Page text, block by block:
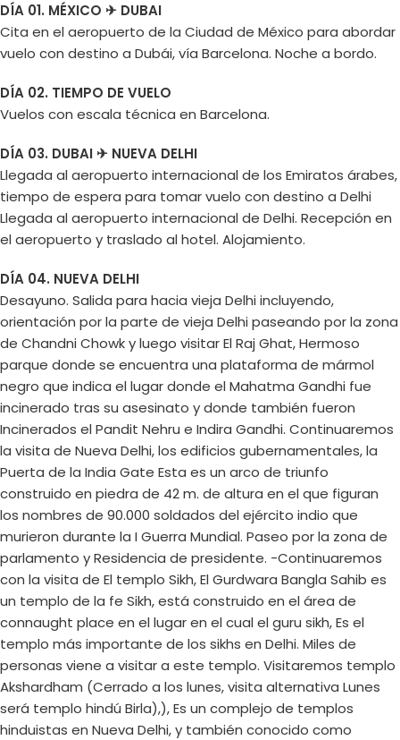
DÍA 01. MÉXICO ✈ DUBAI
Cita en el aeropuerto de la Ciudad de México para abordar
vuelo con destino a Dubái, vía Barcelona. Noche a bordo.
DÍA 02. TIEMPO DE VUELO
Vuelos con escala técnica en Barcelona.
DÍA 03. DUBAI ✈ NUEVA DELHI
Llegada al aeropuerto internacional de los Emiratos árabes,
tiempo de espera para tomar vuelo con destino a Delhi
Llegada al aeropuerto internacional de Delhi. Recepción en
el aeropuerto y traslado al hotel. Alojamiento.
DÍA 04. NUEVA DELHI
Desayuno. Salida para hacia vieja Delhi incluyendo,
orientación por la parte de vieja Delhi paseando por la zona
de Chandni Chowk y luego visitar El Raj Ghat, Hermoso
parque donde se encuentra una plataforma de mármol
negro que indica el lugar donde el Mahatma Gandhi fue
incinerado tras su asesinato y donde también fueron
Incinerados el Pandit Nehru e Indira Gandhi. Continuaremos
la visita de Nueva Delhi, los edificios gubernamentales, la
Puerta de la India Gate Esta es un arco de triunfo
construido en piedra de 42 m. de altura en el que figuran
los nombres de 90.000 soldados del ejército indio que
murieron durante la I Guerra Mundial. Paseo por la zona de
parlamento y Residencia de presidente. -Continuaremos
con la visita de El templo Sikh, El Gurdwara Bangla Sahib es
un templo de la fe Sikh, está construido en el área de
connaught place en el lugar en el cual el guru sikh, Es el
templo más importante de los sikhs en Delhi. Miles de
personas viene a visitar a este templo. Visitaremos templo
Akshardham (Cerrado a los lunes, visita alternativa Lunes
será templo hindú Birla),), Es un complejo de templos
hinduistas en Nueva Delhi, y también conocido como